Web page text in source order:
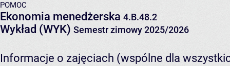
POMOC
Ekonomia menedżerska 4.B.48.2
Wykład (WYK) Semestr zimowy 2025/2026
Informacje o zajęciach (wspólne dla